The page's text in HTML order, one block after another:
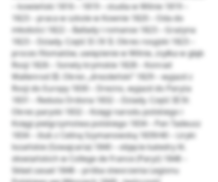
– kowieński 1816 – 1819 – studia w Wilnie 1819 –
1823 – praca w szkole w Kownie 1820 – Oda do
młodości 1822 – Ballady i romanse 1823 – Grażyna
1823 – Dziady. Część II i IV II. Okres rosyjski 1823 –
proces filomatów, uwięzienie w Wilnie, zsyłka w głąb
Rosji 1826 – Sonety krymskie 1828 – Konrad
Wallenrod III. Okres „drezdeński” 1829 – wyjazd z
Rosji do Europy 1830 – Drezno, wyjazd do Paryża
1831 – Reduta Ordona 1832 – Dziady. Część III IV.
Okres paryski 1832 – Księgi narodu polskiego i
Księgi pielgrzymstwa polskiego 1834 – Pan Tadeusz
1834 – ślub z Celiną Szymanowską 1839/40 – Liryki
lozańskie (Szwajcaria) 1840 – objęcie katedry lit.
słowiańskich w College de France (Paryż) 1848 –
Skład zasad 1848 – próba stworzenia Legionu